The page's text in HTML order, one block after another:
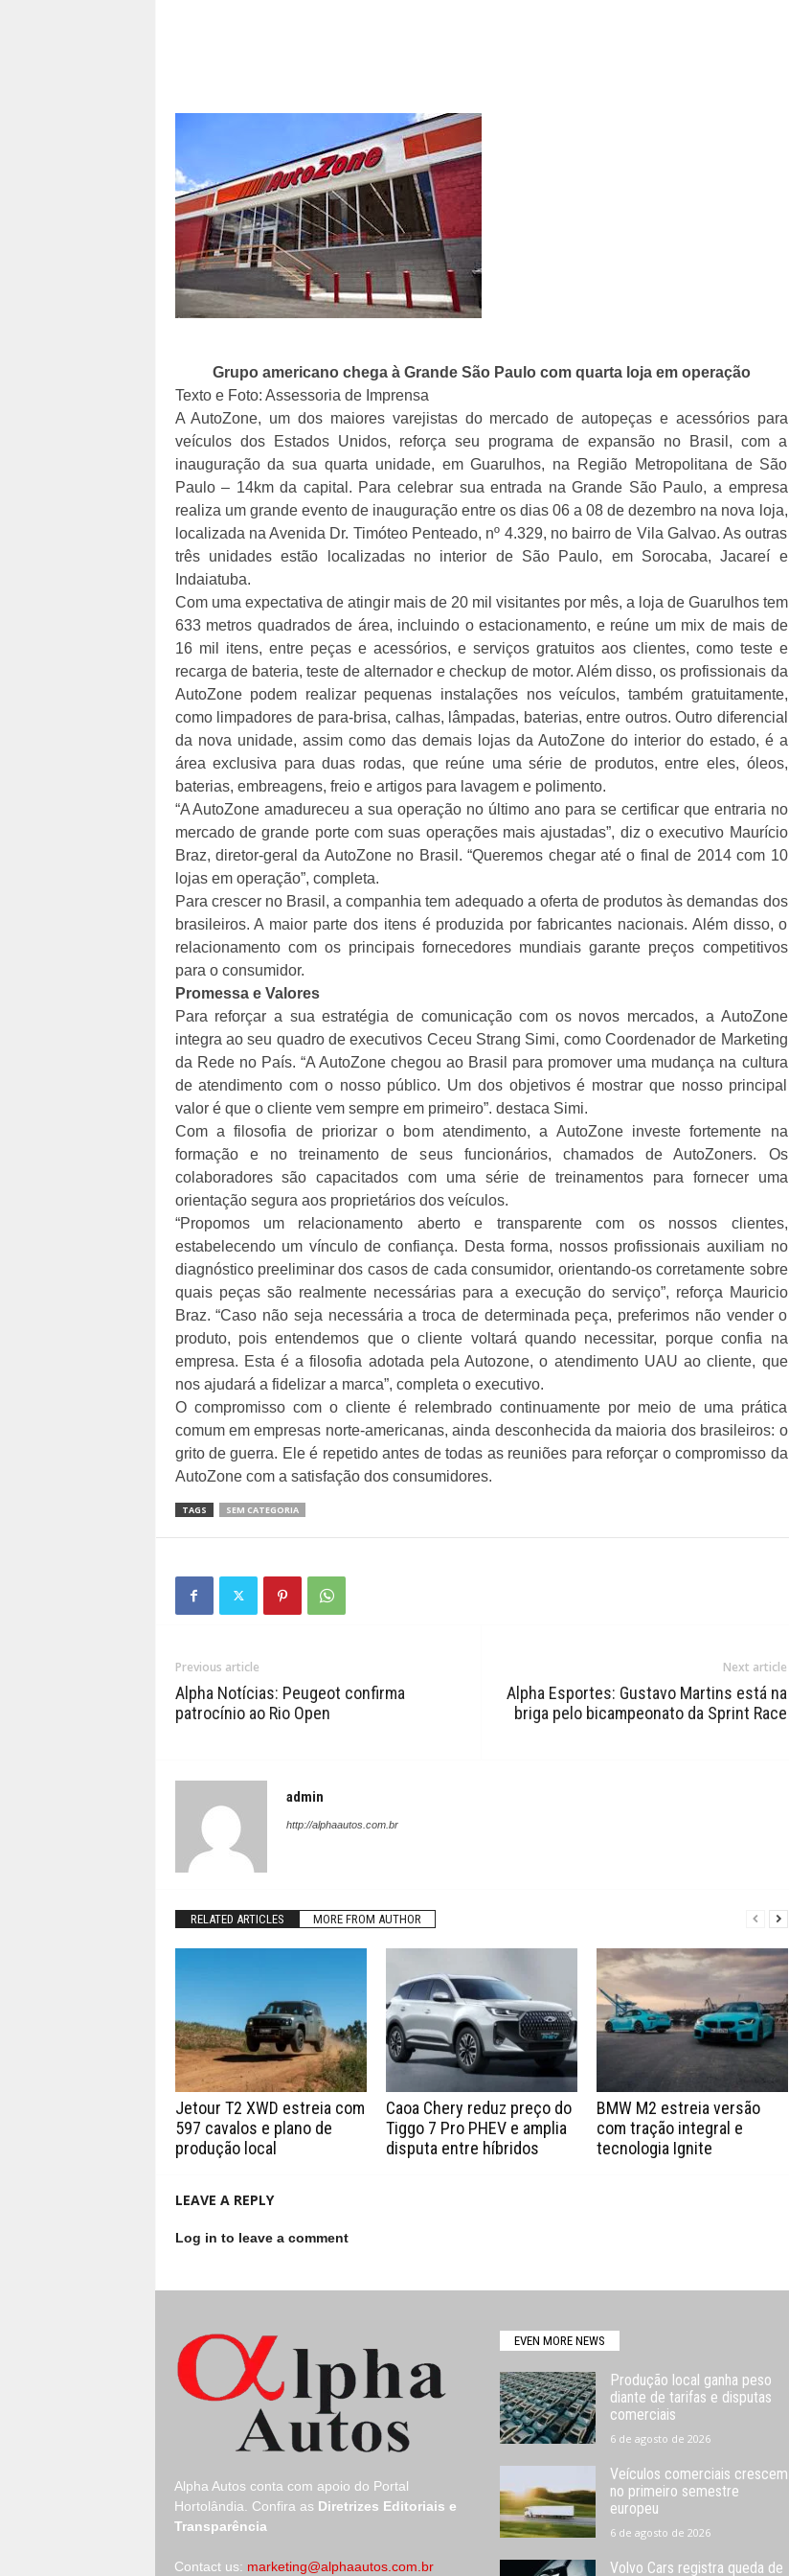
Grupo americano chega à Grande São Paulo com quarta loja em operação
Texto e Foto: Assessoria de Imprensa
A AutoZone, um dos maiores varejistas do mercado de autopeças e acessórios para
veículos dos Estados Unidos, reforça seu programa de expansão no Brasil, com a
inauguração da sua quarta unidade, em Guarulhos, na Região Metropolitana de São
Paulo – 14km da capital. Para celebrar sua entrada na Grande São Paulo, a empresa
realiza um grande evento de inauguração entre os dias 06 a 08 de dezembro na nova loja,
localizada na Avenida Dr. Timóteo Penteado, nº 4.329, no bairro de Vila Galvao. As outras
três unidades estão localizadas no interior de São Paulo, em Sorocaba, Jacareí e
Indaiatuba.
Com uma expectativa de atingir mais de 20 mil visitantes por mês, a loja de Guarulhos tem
633 metros quadrados de área, incluindo o estacionamento, e reúne um mix de mais de
16 mil itens, entre peças e acessórios, e serviços gratuitos aos clientes, como teste e
recarga de bateria, teste de alternador e checkup de motor. Além disso, os profissionais da
AutoZone podem realizar pequenas instalações nos veículos, também gratuitamente,
como limpadores de para-brisa, calhas, lâmpadas, baterias, entre outros. Outro diferencial
da nova unidade, assim como das demais lojas da AutoZone do interior do estado, é a
área exclusiva para duas rodas, que reúne uma série de produtos, entre eles, óleos,
baterias, embreagens, freio e artigos para lavagem e polimento.
“A AutoZone amadureceu a sua operação no último ano para se certificar que entraria no
mercado de grande porte com suas operações mais ajustadas”, diz o executivo Maurício
Braz, diretor-geral da AutoZone no Brasil. “Queremos chegar até o final de 2014 com 10
lojas em operação”, completa.
Para crescer no Brasil, a companhia tem adequado a oferta de produtos às demandas dos
brasileiros. A maior parte dos itens é produzida por fabricantes nacionais. Além disso, o
relacionamento com os principais fornecedores mundiais garante preços competitivos
para o consumidor.
Promessa e Valores
Para reforçar a sua estratégia de comunicação com os novos mercados, a AutoZone
integra ao seu quadro de executivos Ceceu Strang Simi, como Coordenador de Marketing
da Rede no País. “A AutoZone chegou ao Brasil para promover uma mudança na cultura
de atendimento com o nosso público. Um dos objetivos é mostrar que nosso principal
valor é que o cliente vem sempre em primeiro”. destaca Simi.
Com a filosofia de priorizar o bom atendimento, a AutoZone investe fortemente na
formação e no treinamento de seus funcionários, chamados de AutoZoners. Os
colaboradores são capacitados com uma série de treinamentos para fornecer uma
orientação segura aos proprietários dos veículos.
“Propomos um relacionamento aberto e transparente com os nossos clientes,
estabelecendo um vínculo de confiança. Desta forma, nossos profissionais auxiliam no
diagnóstico preeliminar dos casos de cada consumidor, orientando-os corretamente sobre
quais peças são realmente necessárias para a execução do serviço”, reforça Mauricio
Braz. “Caso não seja necessária a troca de determinada peça, preferimos não vender o
produto, pois entendemos que o cliente voltará quando necessitar, porque confia na
empresa. Esta é a filosofia adotada pela Autozone, o atendimento UAU ao cliente, que
nos ajudará a fidelizar a marca”, completa o executivo.
O compromisso com o cliente é relembrado continuamente por meio de uma prática
comum em empresas norte-americanas, ainda desconhecida da maioria dos brasileiros: o
grito de guerra. Ele é repetido antes de todas as reuniões para reforçar o compromisso da
AutoZone com a satisfação dos consumidores.
TAGS SEM CATEGORIA
Previous article
Alpha Notícias: Peugeot confirma
patrocínio ao Rio Open
Next article
Alpha Esportes: Gustavo Martins está na
briga pelo bicampeonato da Sprint Race
admin
http://alphaautos.com.br
RELATED ARTICLES MORE FROM AUTHOR
Jetour T2 XWD estreia com
597 cavalos e plano de
produção local
Caoa Chery reduz preço do
Tiggo 7 Pro PHEV e amplia
disputa entre híbridos
BMW M2 estreia versão
com tração integral e
tecnologia Ignite
LEAVE A REPLY
Log in to leave a comment
Alpha Autos conta com apoio do Portal
Hortolândia.
Confira as Diretrizes Editoriais e
Transparência
Contact us: marketing@alphaautos.com.br
EVEN MORE NEWS
Produção local ganha peso
diante de tarifas e disputas
comerciais
6 de agosto de 2026
Veículos comerciais crescem
no primeiro semestre
europeu
6 de agosto de 2026
Volvo Cars registra queda de